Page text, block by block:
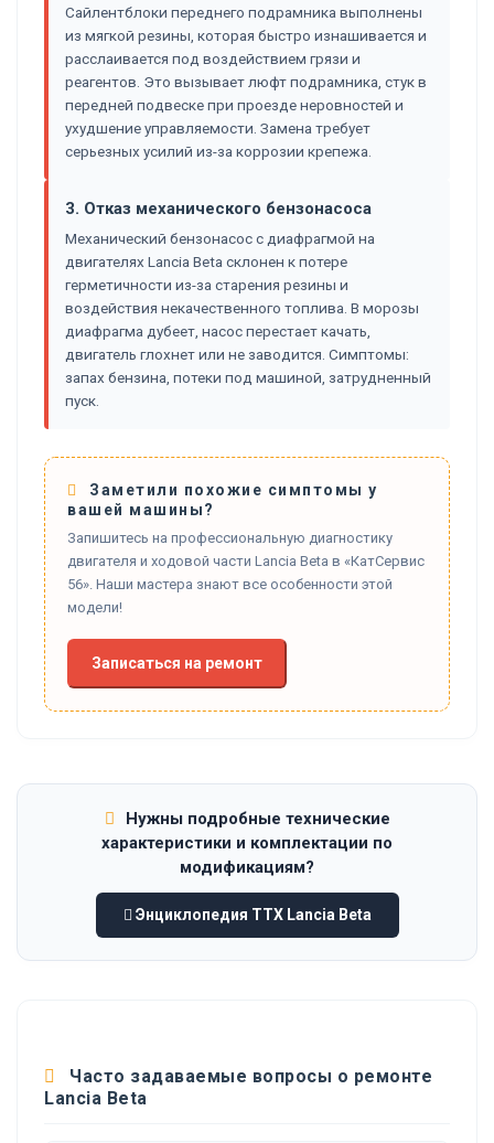
Сайлентблоки переднего подрамника выполнены
из мягкой резины, которая быстро изнашивается и
расслаивается под воздействием грязи и
реагентов. Это вызывает люфт подрамника, стук в
передней подвеске при проезде неровностей и
ухудшение управляемости. Замена требует
серьезных усилий из-за коррозии крепежа.
3. Отказ механического бензонасоса
Механический бензонасос с диафрагмой на
двигателях Lancia Beta склонен к потере
герметичности из-за старения резины и
воздействия некачественного топлива. В морозы
диафрагма дубеет, насос перестает качать,
двигатель глохнет или не заводится. Симптомы:
запах бензина, потеки под машиной, затрудненный
пуск.
Заметили похожие симптомы у
вашей машины?
Запишитесь на профессиональную диагностику
двигателя и ходовой части Lancia Beta в «КатСервис
56». Наши мастера знают все особенности этой
модели!
Записаться на ремонт
Нужны подробные технические
характеристики и комплектации по
модификациям?
Энциклопедия ТТХ Lancia Beta
Часто задаваемые вопросы о ремонте
Lancia Beta